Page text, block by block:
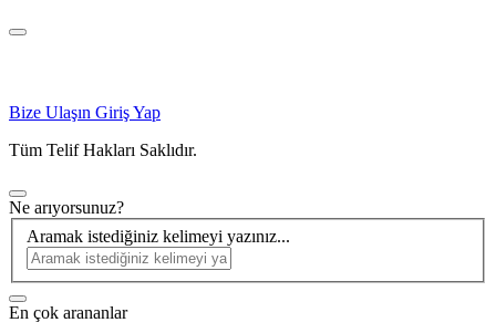
Bize Ulaşın Giriş Yap
Tüm Telif Hakları Saklıdır.
Ne arıyorsunuz?
Aramak istediğiniz kelimeyi yazınız...
En çok arananlar